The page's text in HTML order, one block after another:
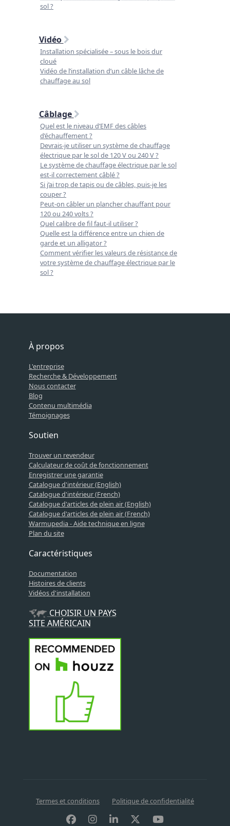
sol ?
Vidéo
Installation spécialisée – sous le bois dur
cloué
Vidéo de l’installation d’un câble lâche de
chauffage au sol
Câblage
Quel est le niveau d’EMF des câbles
d’échauffement ?
Devrais-je utiliser un système de chauffage
électrique par le sol de 120 V ou 240 V ?
Le système de chauffage électrique par le sol
est-il correctement câblé ?
Si j’ai trop de tapis ou de câbles, puis-je les
couper ?
Peut-on câbler un plancher chauffant pour
120 ou 240 volts ?
Quel calibre de fil faut-il utiliser ?
Quelle est la différence entre un chien de
garde et un alligator ?
Comment vérifier les valeurs de résistance de
votre système de chauffage électrique par le
sol ?
À propos
L'entreprise
Recherche & Développement
Nous contacter
Blog
Contenu multimédia
Témoignages
Soutien
Trouver un revendeur
Calculateur de coût de fonctionnement
Enregistrer une garantie
Catalogue d'intérieur (English)
Catalogue d'intérieur (French)
Catalogue d'articles de plein air (English)
Catalogue d'articles de plein air (French)
Warmupedia - Aide technique en ligne
Plan du site
Caractéristiques
Documentation
Histoires de clients
Vidéos d'installation
CHOISIR UN PAYS
SITE AMÉRICAIN
Termes et conditions Politique de confidentialité